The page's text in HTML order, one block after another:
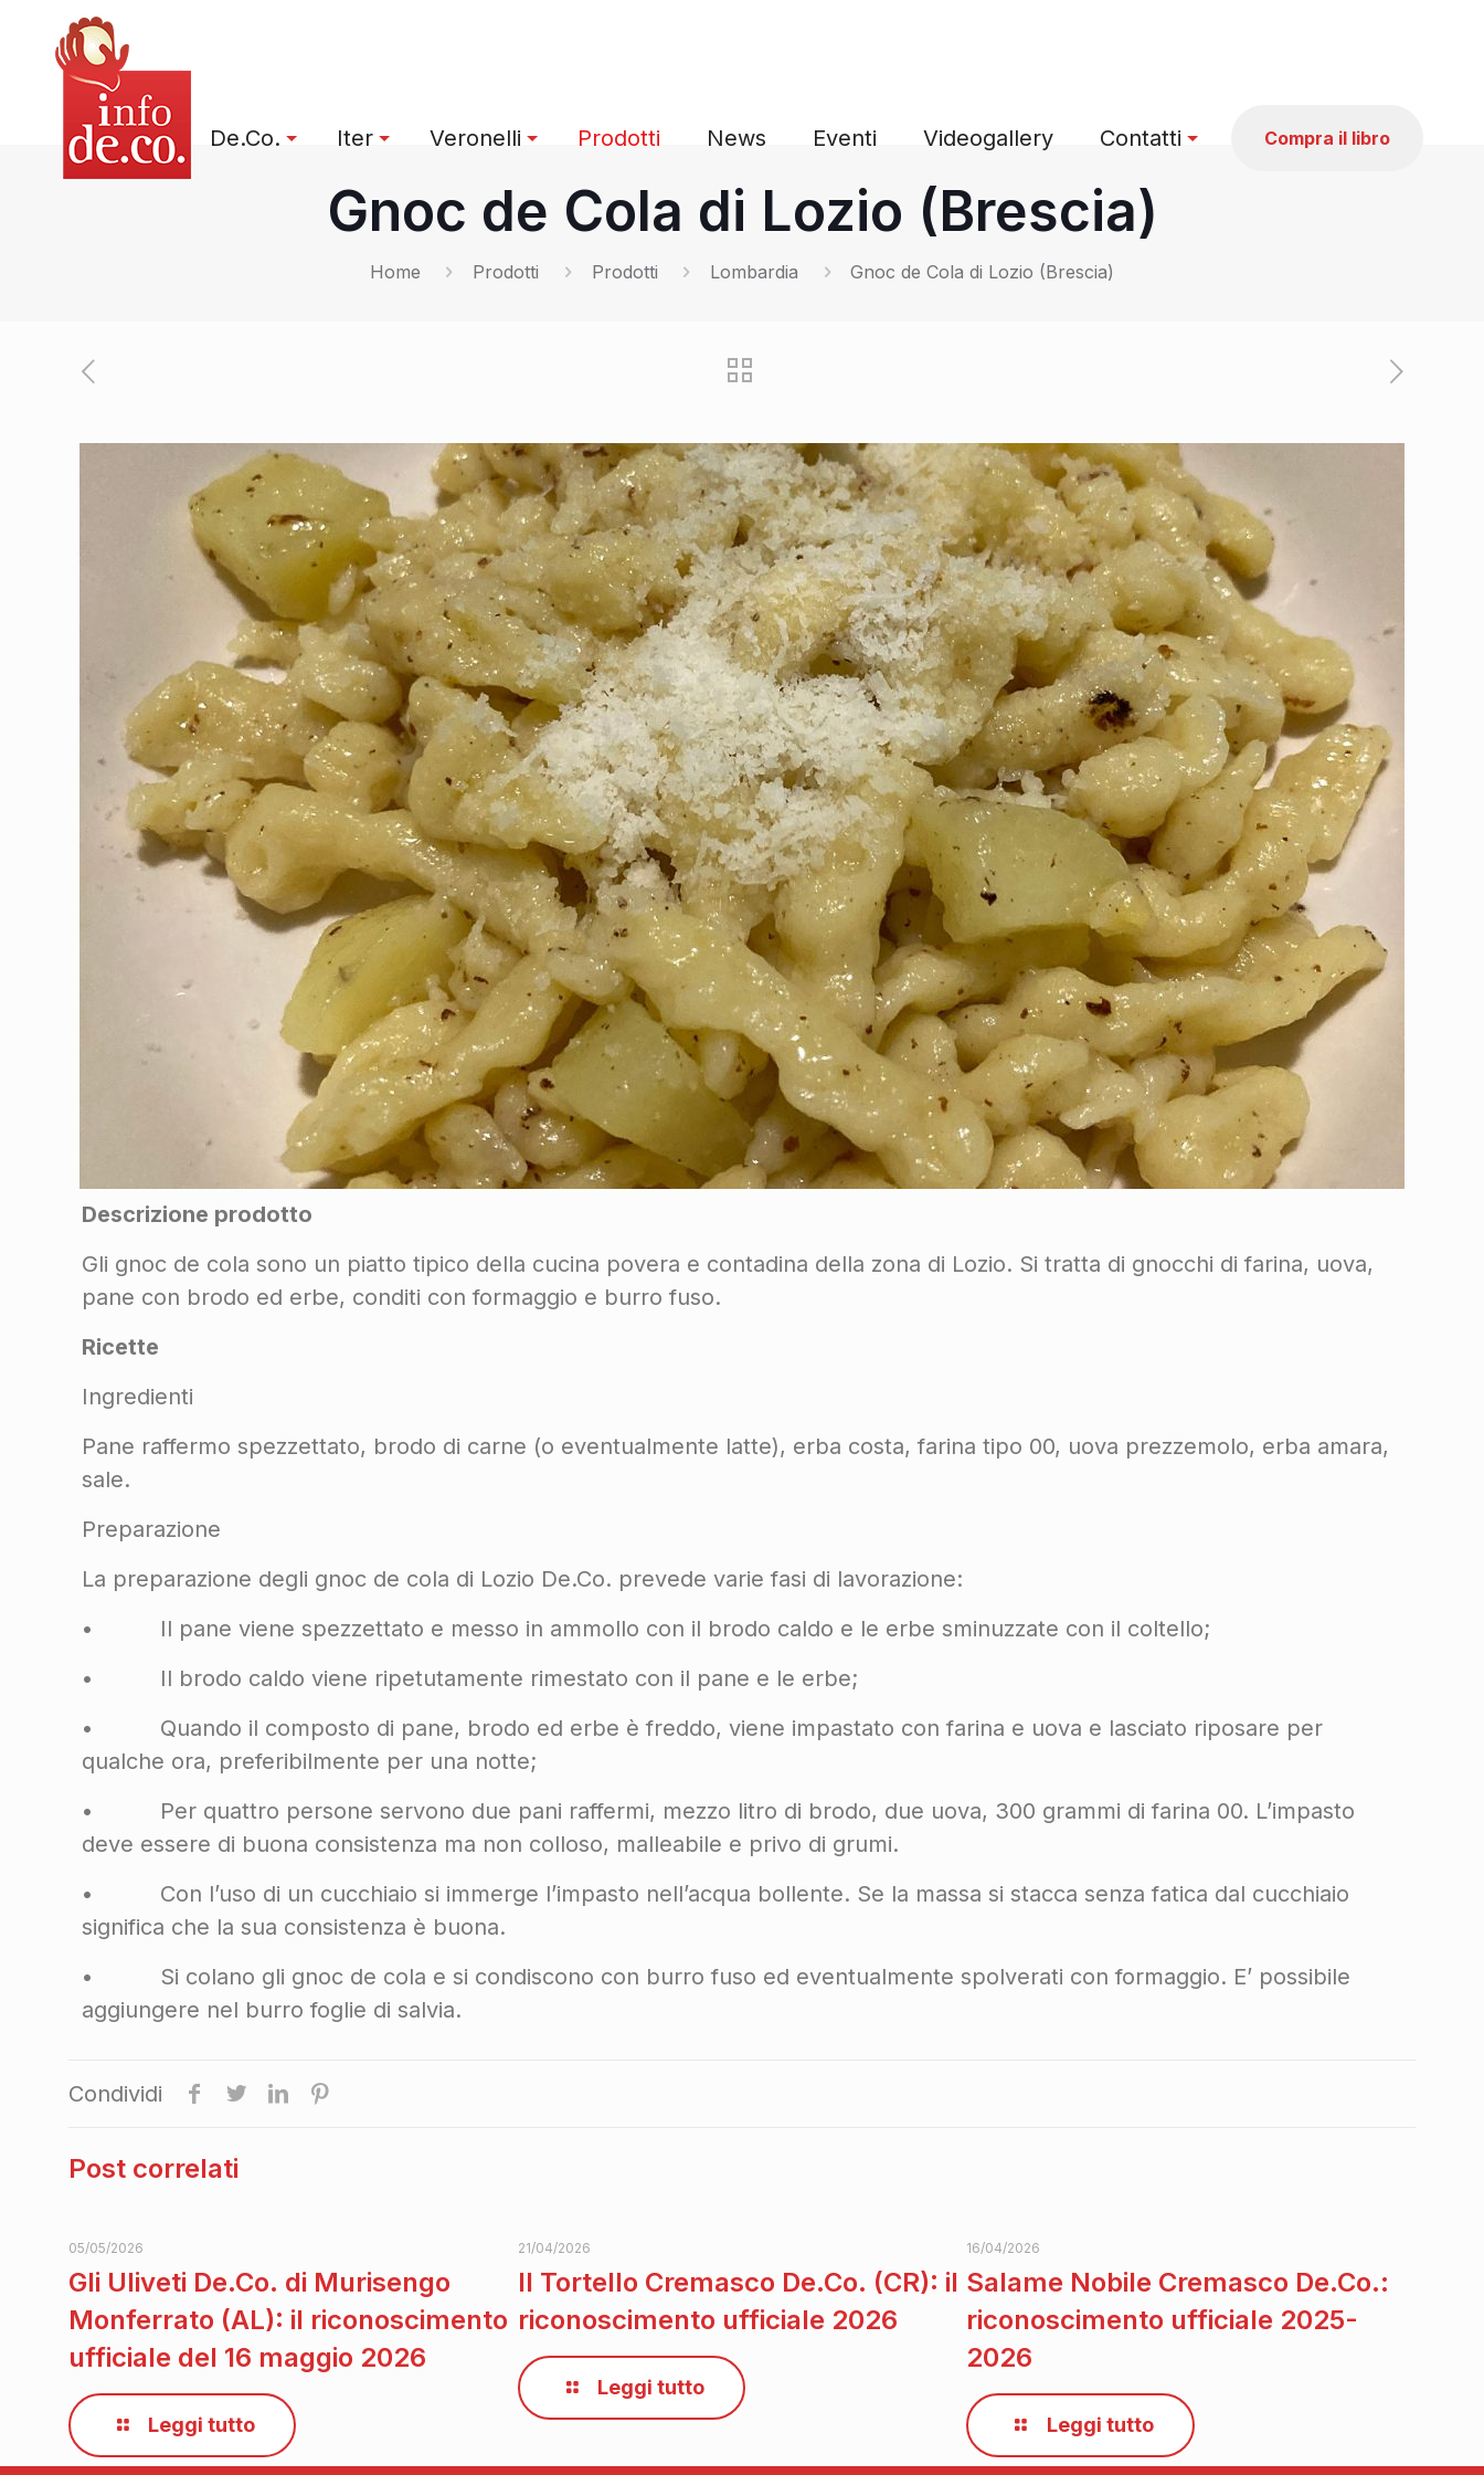
De.Co. Iter Veronelli Prodotti News Eventi Videogallery Contatti Compra il libro
Gnoc de Cola di Lozio (Brescia)
Home Prodotti Prodotti Lombardia Gnoc de Cola di Lozio (Brescia)
Descrizione prodotto
Gli gnoc de cola sono un piatto tipico della cucina povera e contadina della zona di Lozio. Si tratta di gnocchi di farina, uova,
pane con brodo ed erbe, conditi con formaggio e burro fuso.
Ricette
Ingredienti
Pane raffermo spezzettato, brodo di carne (o eventualmente latte), erba costa, farina tipo 00, uova prezzemolo, erba amara,
sale.
Preparazione
La preparazione degli gnoc de cola di Lozio De.Co. prevede varie fasi di lavorazione:
• Il pane viene spezzettato e messo in ammollo con il brodo caldo e le erbe sminuzzate con il coltello;
• Il brodo caldo viene ripetutamente rimestato con il pane e le erbe;
• Quando il composto di pane, brodo ed erbe è freddo, viene impastato con farina e uova e lasciato riposare per
qualche ora, preferibilmente per una notte;
• Per quattro persone servono due pani raffermi, mezzo litro di brodo, due uova, 300 grammi di farina 00. L’impasto
deve essere di buona consistenza ma non colloso, malleabile e privo di grumi.
• Con l’uso di un cucchiaio si immerge l’impasto nell’acqua bollente. Se la massa si stacca senza fatica dal cucchiaio
significa che la sua consistenza è buona.
• Si colano gli gnoc de cola e si condiscono con burro fuso ed eventualmente spolverati con formaggio. E’ possibile
aggiungere nel burro foglie di salvia.
Condividi
Post correlati
05/05/2026
Gli Uliveti De.Co. di Murisengo
Monferrato (AL): il riconoscimento
ufficiale del 16 maggio 2026
Leggi tutto
21/04/2026
Il Tortello Cremasco De.Co. (CR): il
riconoscimento ufficiale 2026
Leggi tutto
16/04/2026
Salame Nobile Cremasco De.Co.:
riconoscimento ufficiale 2025-
2026
Leggi tutto